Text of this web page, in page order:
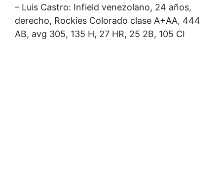
– Luis Castro: Infield venezolano, 24 años,
derecho, Rockies Colorado clase A+AA, 444
AB, avg 305, 135 H, 27 HR, 25 2B, 105 CI